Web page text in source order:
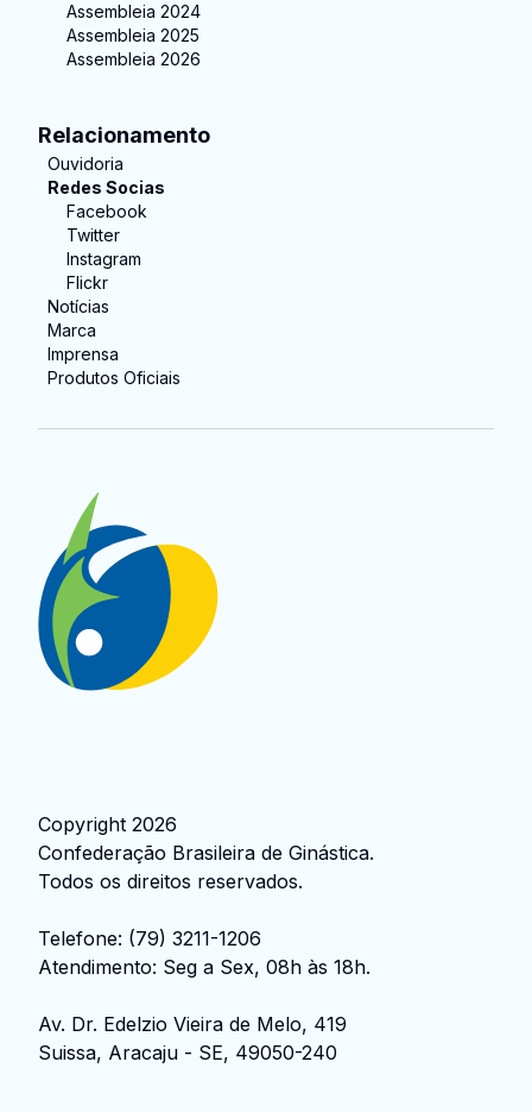
Assembleia 2024
Assembleia 2025
Assembleia 2026
Relacionamento
Ouvidoria
Redes Socias
Facebook
Twitter
Instagram
Flickr
Notícias
Marca
Imprensa
Produtos Oficiais
Copyright 2026
Confederação Brasileira de Ginástica.
Todos os direitos reservados.
Telefone: (79) 3211-1206
Atendimento: Seg a Sex, 08h às 18h.
Av. Dr. Edelzio Vieira de Melo, 419
Suissa, Aracaju - SE, 49050-240